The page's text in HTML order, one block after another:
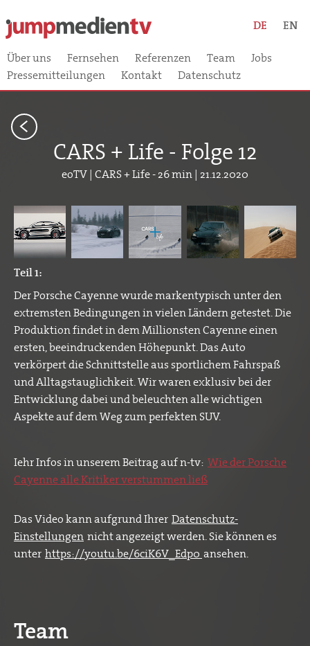
Über uns Fernsehen Referenzen Team
Jobs
Pressemitteilungen
Kontakt Datenschutz
DE EN
<
CARS + Life - Folge 12
eoTV | CARS + Life - 26 min | 21.12.2020
Teil 1:
Der Porsche Cayenne wurde markentypisch unter den
extremsten Bedingungen in vielen Ländern getestet. Die
Produktion findet in dem Millionsten Cayenne einen
ersten, beeindruckenden Höhepunkt. Das Auto
verkörpert die Schnittstelle aus sportlichem Fahrspaß
und Alltagstauglichkeit. Wir waren exklusiv bei der
Entwicklung dabei und beleuchten alle wichtigen
Aspekte auf dem Weg zum perfekten SUV.
Iehr Infos in unserem Beitrag auf n-tv: Wie der Porsche
Cayenne alle Kritiker verstummen ließ
Das Video kann aufgrund Ihrer Datenschutz-
Einstellungen nicht angezeigt werden. Sie können es
unter https://youtu.be/6ciK6V_Edp0 ansehen.
Team